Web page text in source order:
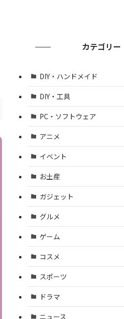
カテゴリー
DIY・ハンドメイド
DIY・工具
PC・ソフトウェア
アニメ
イベント
お土産
ガジェット
グルメ
ゲーム
コスメ
スポーツ
ドラマ
ニュース